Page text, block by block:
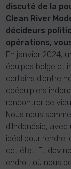
discuté de la
Clean River
décideurs
opérations,
En janvier 2024,
équipes belge et
certains d'entre
coéquipiers
rencontrer de
Nous nous
d'Indonésie,
idéal pour rendre
cet état. Et
endroit où nous